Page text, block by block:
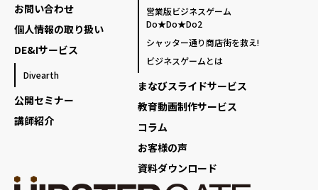
お問い合わせ
個人情報の取り扱い
DE&Iサービス
Divearth
公開セミナー
講師紹介
営業版ビジネスゲーム
Do★Do★Do2
シャッター通り商店街を救え!
ビジネスゲームとは
まなびスライドサービス
教育動画制作サービス
コラム
お客様の声
資料ダウンロード